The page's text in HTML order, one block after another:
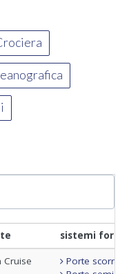
sistemi
Cruise
Porte